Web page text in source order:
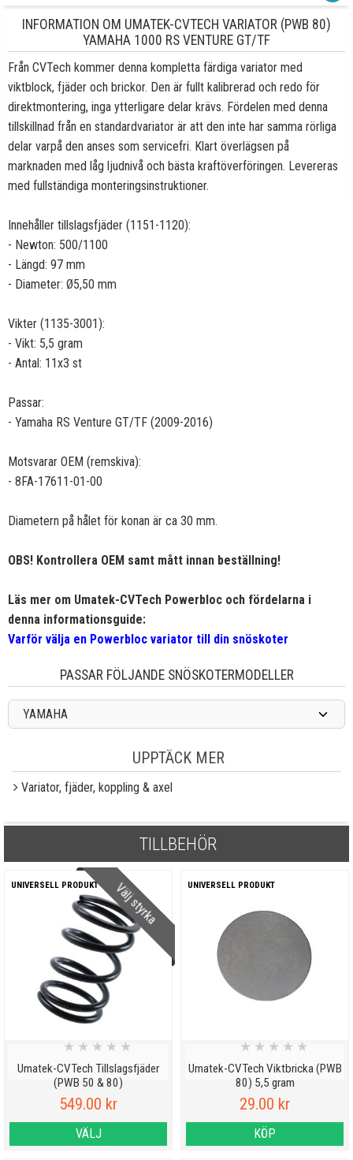
INFORMATION OM UMATEK-CVTECH VARIATOR (PWB 80)
YAMAHA 1000 RS VENTURE GT/TF
Från CVTech kommer denna kompletta färdiga variator med
viktblock, fjäder och brickor. Den är fullt kalibrerad och redo för
direktmontering, inga ytterligare delar krävs. Fördelen med denna
tillskillnad från en standardvariator är att den inte har samma rörliga
delar varpå den anses som servicefri. Klart överlägsen på
marknaden med låg ljudnivå och bästa kraftöverföringen. Levereras
med fullständiga monteringsinstruktioner.
Innehåller tillslagsfjäder (1151-1120):
- Newton: 500/1100
- Längd: 97 mm
- Diameter: Ø5,50 mm
Vikter (1135-3001):
- Vikt: 5,5 gram
- Antal: 11x3 st
Passar:
- Yamaha RS Venture GT/TF (2009-2016)
Motsvarar OEM (remskiva):
- 8FA-17611-01-00
Diametern på hålet för konan är ca 30 mm.
OBS! Kontrollera OEM samt mått innan beställning!
Läs mer om Umatek-CVTech Powerbloc och fördelarna i
denna informationsguide:
Varför välja en Powerbloc variator till din snöskoter
PASSAR FÖLJANDE SNÖSKOTERMODELLER
YAMAHA
UPPTÄCK MER
Variator, fjäder, koppling & axel
TILLBEHÖR
Välj styrka
UNIVERSELL PRODUKT
Umatek-CVTech Tillslagsfjäder
(PWB 50 & 80)
★ ★ ★ ★ ★
549.00 kr
VÄLJ
UNIVERSELL PRODUKT
Umatek-CVTech Viktbricka (PWB
80) 5,5 gram
★ ★ ★ ★ ★
29.00 kr
KÖP